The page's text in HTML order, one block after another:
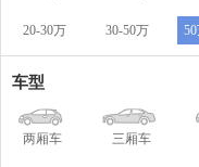
20-30万 30-50万
车型
两厢车 三厢车